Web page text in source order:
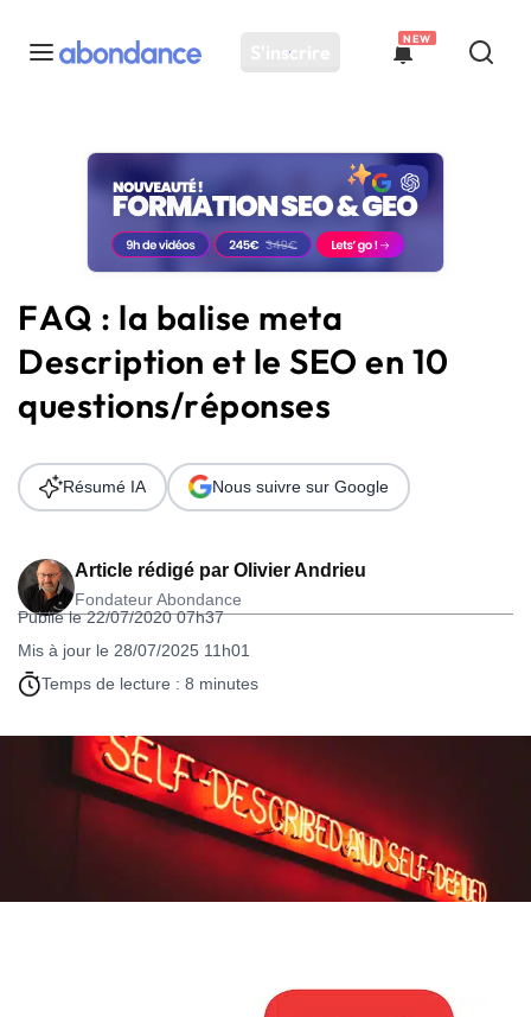
S'inscrire
NEW
Toutes les actus
Actus SEO
Plateforme
Solutions
Ressources
Audit SEO
FAQ : la balise meta
Description et le SEO en 10
questions/réponses
Article rédigé par Olivier Andrieu
Fondateur Abondance
Publié le 22/07/2020 07h37
Mis à jour le 28/07/2025 11h01
Temps de lecture : 8 minutes
Résumé IA Nous suivre sur Google